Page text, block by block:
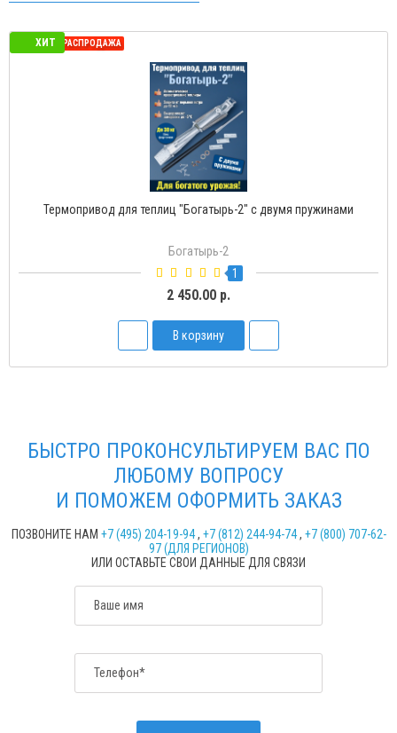
ХИТ
СЕЗОННАЯ РАСПРОДАЖА
Термопривод для теплиц "Богатырь-2" с двумя пружинами
Богатырь-2
1
2 450.00 р.
В корзину
БЫСТРО ПРОКОНСУЛЬТИРУЕМ ВАС ПО
ЛЮБОМУ ВОПРОСУ
И ПОМОЖЕМ ОФОРМИТЬ ЗАКАЗ
ПОЗВОНИТЕ НАМ +7 (495) 204-19-94, +7 (812) 244-94-74, +7 (800) 707-62-
97 (ДЛЯ РЕГИОНОВ)
ИЛИ ОСТАВЬТЕ СВОИ ДАННЫЕ ДЛЯ СВЯЗИ
Ваше имя
Телефон*